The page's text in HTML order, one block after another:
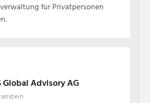
für Privatpersonen
Global Advisory AG